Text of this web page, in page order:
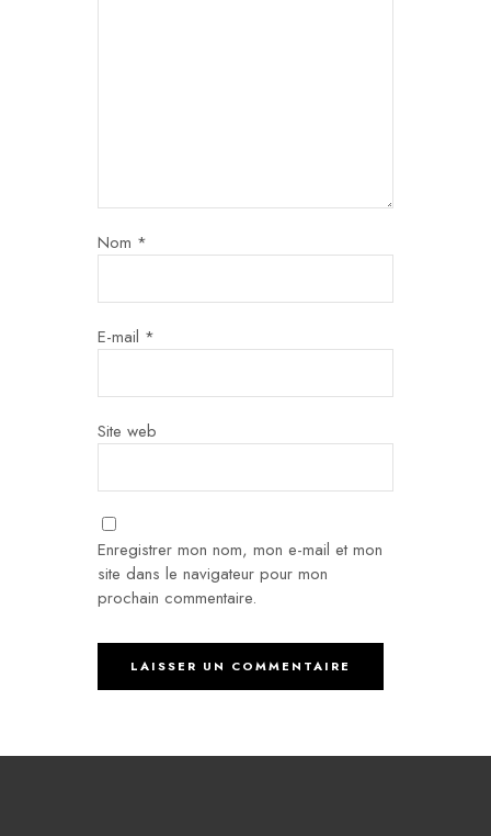
Nom *
E-mail *
Site web
Enregistrer mon nom, mon e-mail et mon
site dans le navigateur pour mon
prochain commentaire.